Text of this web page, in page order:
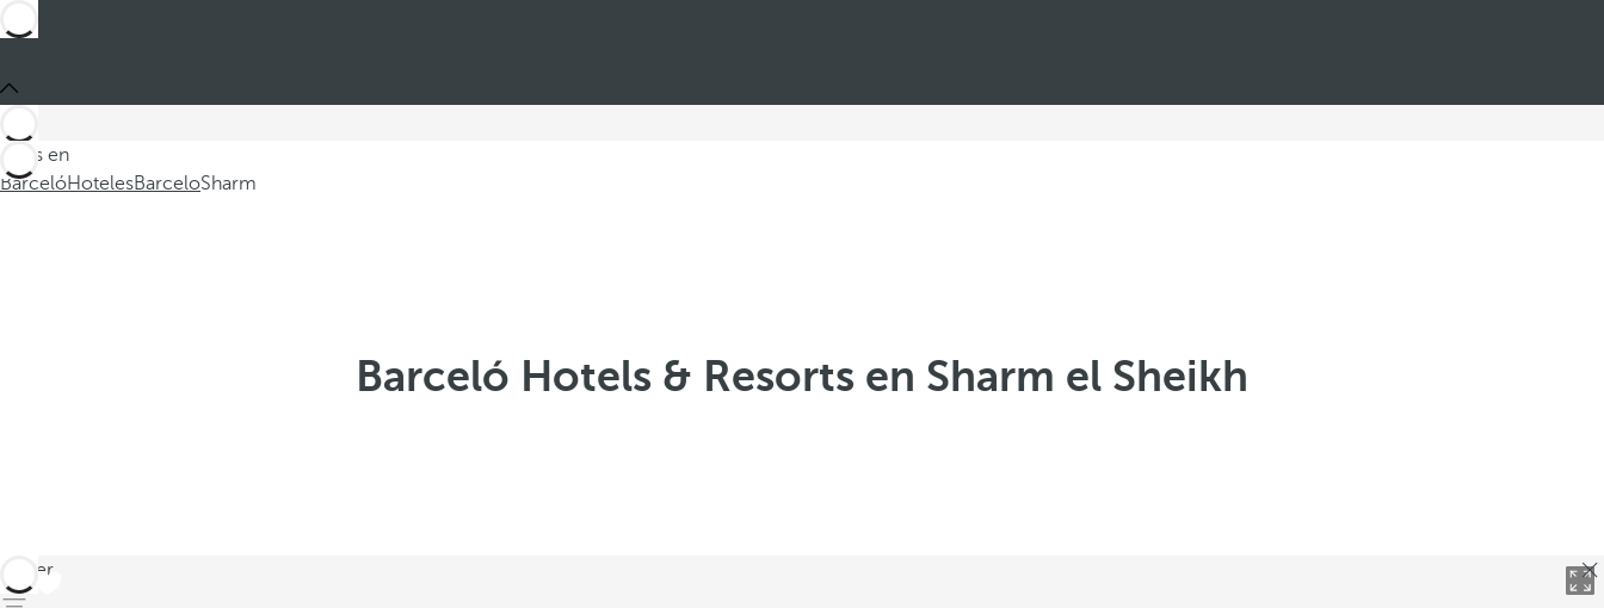
Estás en
BarcelóHotelesBarceloSharm
Barceló Hotels & Resorts en Sharm el Sheikh
volver